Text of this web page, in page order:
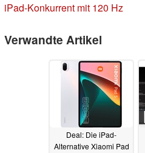
iPad-Konkurrent mit 120 Hz
Verwandte Artikel
Deal: Die iPad-
Alternative Xiaomi Pad